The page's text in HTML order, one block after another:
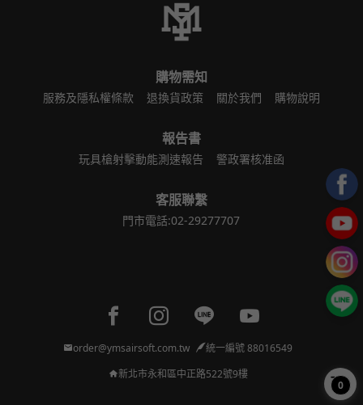
購物需知
服務及隱私權條款 退換貨政策 關於我們 購物說明
報告書
玩具槍射擊動能測速報告 警政署核准函
客服聯繫
門市電話:02-29277707
Facebook page
Instagram page
Line pageYoutube page
order@ymsairsoft.com.tw
統一編號 88016549
新北市永和區中正路522號9樓
0